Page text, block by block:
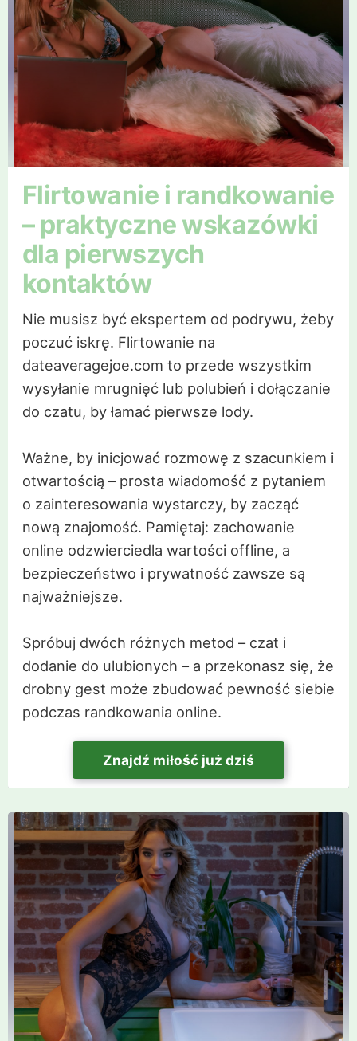
Flirtowanie i randkowanie
– praktyczne wskazówki
dla pierwszych
kontaktów
Nie musisz być ekspertem od podrywu, żeby
poczuć iskrę. Flirtowanie na
dateaveragejoe.com to przede wszystkim
wysyłanie mrugnięć lub polubień i dołączanie
do czatu, by łamać pierwsze lody.
Ważne, by inicjować rozmowę z szacunkiem i
otwartością – prosta wiadomość z pytaniem
o zainteresowania wystarczy, by zacząć
nową znajomość. Pamiętaj: zachowanie
online odzwierciedla wartości offline, a
bezpieczeństwo i prywatność zawsze są
najważniejsze.
Spróbuj dwóch różnych metod – czat i
dodanie do ulubionych – a przekonasz się, że
drobny gest może zbudować pewność siebie
podczas randkowania online.
Znajdź miłość już dziś